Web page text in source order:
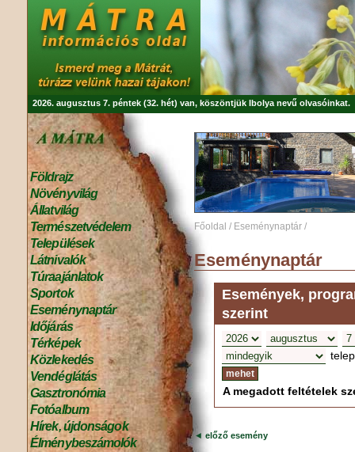
2026. augusztus 7. péntek (32. hét) van, köszöntjük Ibolya nevű olvasóinkat.
Földrajz
Növényvilág
Állatvilág
Természetvédelem
Települések
Látnivalók
Túraajánlatok
Sportok
Eseménynaptár
Időjárás
Térképek
Közlekedés
Vendéglátás
Gasztronómia
Fotóalbum
Hírek, újdonságok
Élménybeszámolók
Főoldal / Eseménynaptár /
Eseménynaptár
Események,
szerint
A megadott feltételek
◄ előző esemény